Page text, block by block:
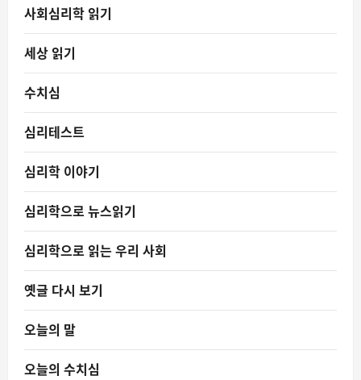
사회심리학 읽기
세상 읽기
수치심
심리테스트
심리학 이야기
심리학으로 뉴스읽기
심리학으로 읽는 우리 사회
옛글 다시 보기
오늘의 말
오늘의 수치심